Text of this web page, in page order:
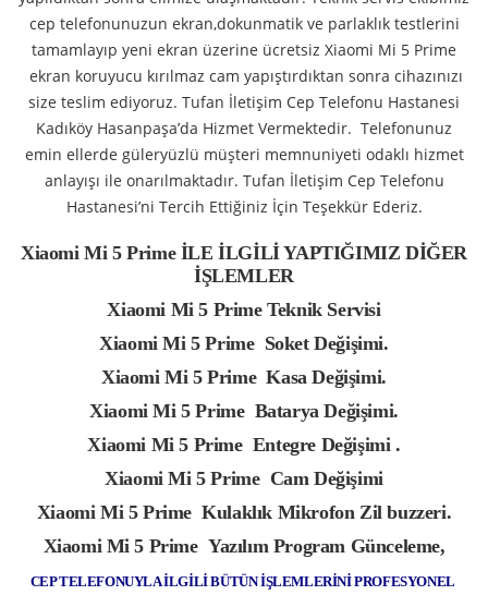
cep telefonunuzun ekran,dokunmatik ve parlaklık testlerini
tamamlayıp yeni ekran üzerine ücretsiz Xiaomi Mi 5 Prime
ekran koruyucu kırılmaz cam yapıştırdıktan sonra cihazınızı
size teslim ediyoruz. Tufan İletişim Cep Telefonu Hastanesi
Kadıköy Hasanpaşa’da Hizmet Vermektedir. Telefonunuz
emin ellerde güleryüzlü müşteri memnuniyeti odaklı hizmet
anlayışı ile onarılmaktadır. Tufan İletişim Cep Telefonu
Hastanesi’ni Tercih Ettiğiniz İçin Teşekkür Ederiz.
Xiaomi Mi 5 Prime İLE İLGİLİ YAPTIĞIMIZ DİĞER
İŞLEMLER
Xiaomi Mi 5 Prime Teknik Servisi
Xiaomi Mi 5 Prime Soket Değişimi.
Xiaomi Mi 5 Prime Kasa Değişimi.
Xiaomi Mi 5 Prime Batarya Değişimi.
Xiaomi Mi 5 Prime Entegre Değişimi .
Xiaomi Mi 5 Prime Cam Değişimi
Xiaomi Mi 5 Prime Kulaklık Mikrofon Zil buzzeri.
Xiaomi Mi 5 Prime Yazılım Program Günceleme,
CEP TELEFONUYLA İLGİLİ BÜTÜN İŞLEMLERİNİ PROFESYONEL